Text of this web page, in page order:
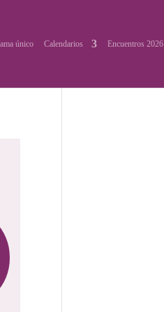
único Calendarios Encuentros 2026